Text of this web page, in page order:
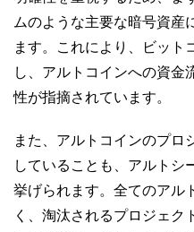
ムのような主要な暗号資産
ます。これにより、ビット
し、アルトコインへの資金
性が指摘されています。
また、アルトコインのプロ
していることも、アルトシ
挙げられます。全てのアル
く、淘汰されるプロジェク